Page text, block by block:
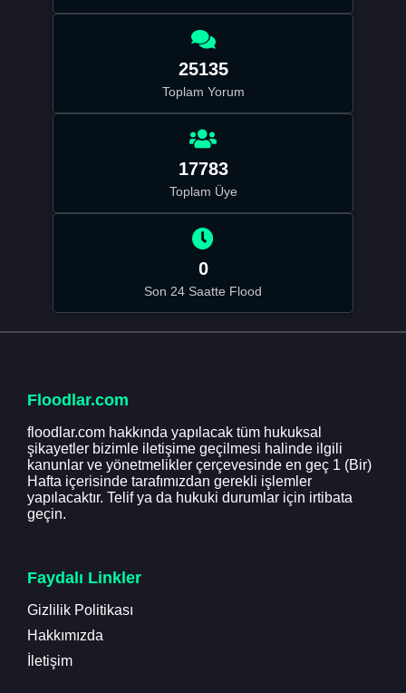
25135
Toplam Yorum
17783
Toplam Üye
0
Son 24 Saatte Flood
Floodlar.com
floodlar.com hakkında yapılacak tüm hukuksal
şikayetler bizimle iletişime geçilmesi halinde ilgili
kanunlar ve yönetmelikler çerçevesinde en geç 1 (Bir)
Hafta içerisinde tarafımızdan gerekli işlemler
yapılacaktır. Telif ya da hukuki durumlar için irtibata
geçin.
Faydalı Linkler
Gizlilik Politikası
Hakkımızda
İletişim